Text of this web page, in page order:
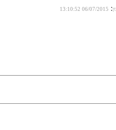
:
06/07/2015 13:10:52